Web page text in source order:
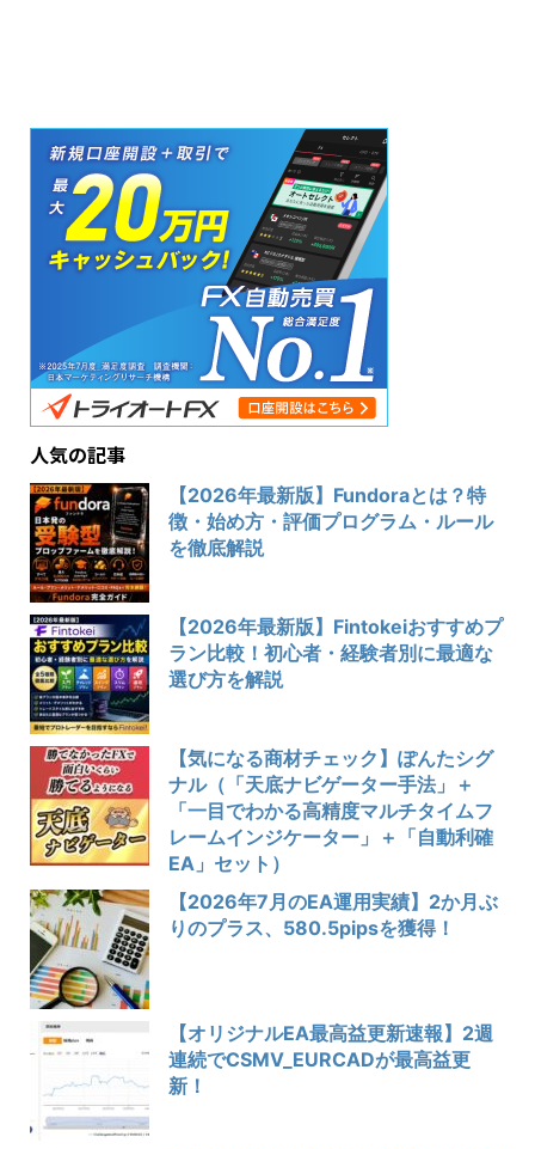
人気の記事
【2026年最新版】Fundoraとは？特
徴・始め方・評価プログラム・ルール
を徹底解説
【2026年最新版】Fintokeiおすすめプ
ラン比較！初心者・経験者別に最適な
選び方を解説
【気になる商材チェック】ぽんたシグ
ナル（「天底ナビゲーター手法」＋
「一目でわかる高精度マルチタイムフ
レームインジケーター」＋「自動利確
EA」セット）
【2026年7月のEA運用実績】2か月ぶ
りのプラス、580.5pipsを獲得！
【オリジナルEA最高益更新速報】2週
連続でCSMV_EURCADが最高益更
新！